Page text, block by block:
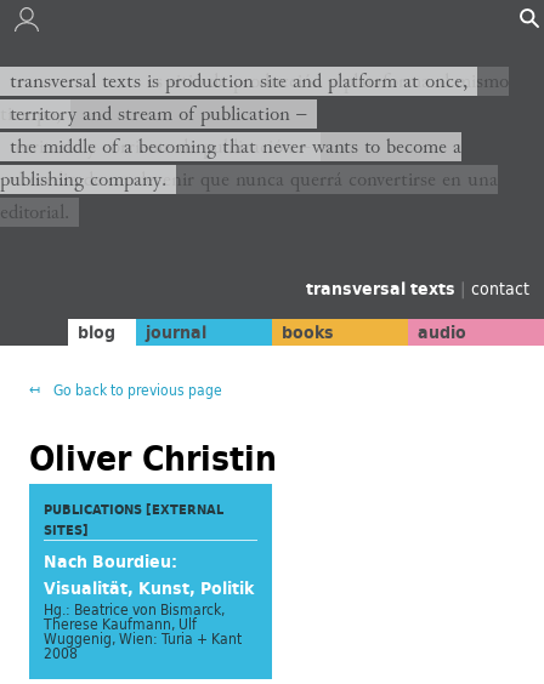
transversal texts es sitio de producción y plataforma al mismo
tiempo,
territorio y corriente de publicación −
el medio de un devenir que nunca querrá convertirse en una
editorial.
transversal texts is production site and platform at once,
territory and stream of publication −
the middle of a becoming that never wants to become a
publishing company.
transversal texts | contact
blog journal books audio
Go back to previous page
Oliver Christin
PUBLICATIONS [EXTERNAL
SITES]
Nach Bourdieu:
Visualität, Kunst, Politik
Hg.: Beatrice von Bismarck,
Therese Kaufmann, Ulf
Wuggenig, Wien: Turia + Kant
2008